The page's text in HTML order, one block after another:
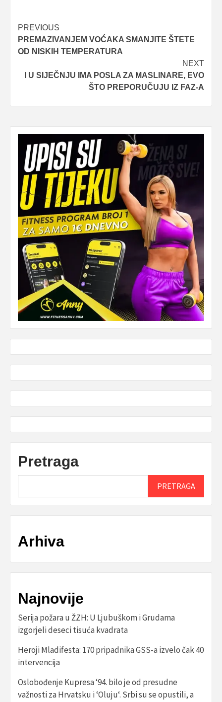
Post
navigation
PREVIOUS
PREMAZIVANJEM VOĆAKA SMANJITE ŠTETE
OD NISKIH TEMPERATURA
NEXT
I U SIJEČNJU IMA POSLA ZA MASLINARE, EVO
ŠTO PREPORUČUJU IZ FAZ-A
Pretraga
PRETRAGA
Arhiva
Najnovije
Serija požara u ŽZH: U Ljubuškom i Grudama
izgorjeli deseci tisuća kvadrata
Heroji Mladifesta: 170 pripadnika GSS-a izvelo čak 40
intervencija
Oslobođenje Kupresa ‘94. bilo je od presudne
važnosti za Hrvatsku i ‘Oluju‘. Srbi su se opustili, a